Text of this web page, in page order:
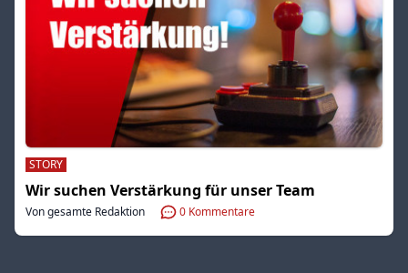
STORY
Wir suchen Verstärkung für unser Team
Von gesamte Redaktion 0 Kommentare